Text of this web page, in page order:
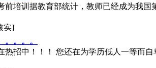
前培训据教育部统计，教师已经成为我
实]
。。。
热招中！！！ 您还在为学历低人一等而